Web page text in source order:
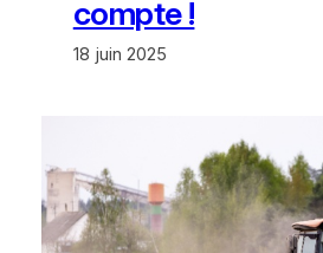
compte !
18 juin 2025